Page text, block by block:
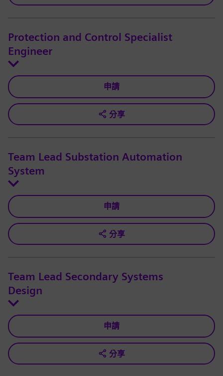
Protection and Control Specialist
Engineer
申請
分享
Team Lead Substation Automation
System
申請
分享
Team Lead Secondary Systems
Design
申請
分享